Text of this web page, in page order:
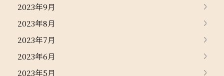
2023年9月
2023年8月
2023年7月
2023年6月
2023年5月